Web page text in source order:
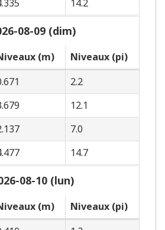
14.2
08-09 (dim)
(m)
Niveaux (pi)
2.2
12.1
7.0
14.7
08-10 (lun)
(m)
Niveaux (pi)